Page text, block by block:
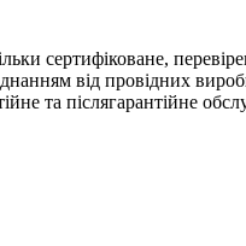
сертифіковане,
від провідних
та післягарантійне